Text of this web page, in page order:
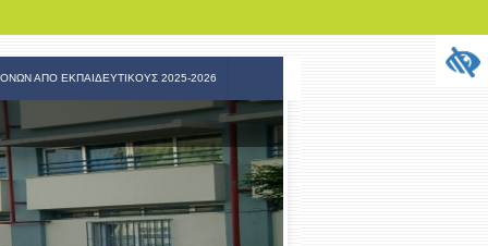
ΑΠΟ ΕΚΠΑΙΔΕΥΤΙΚΟΥΣ 2025-2026